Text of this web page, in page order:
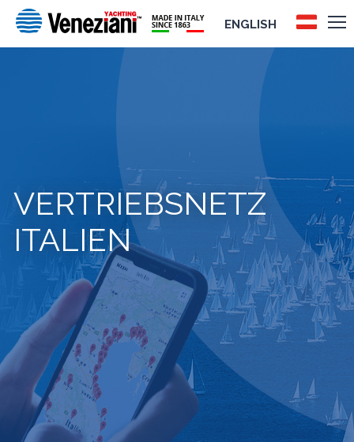
ENGLISH
VERTRIEBSNETZ
ITALIEN